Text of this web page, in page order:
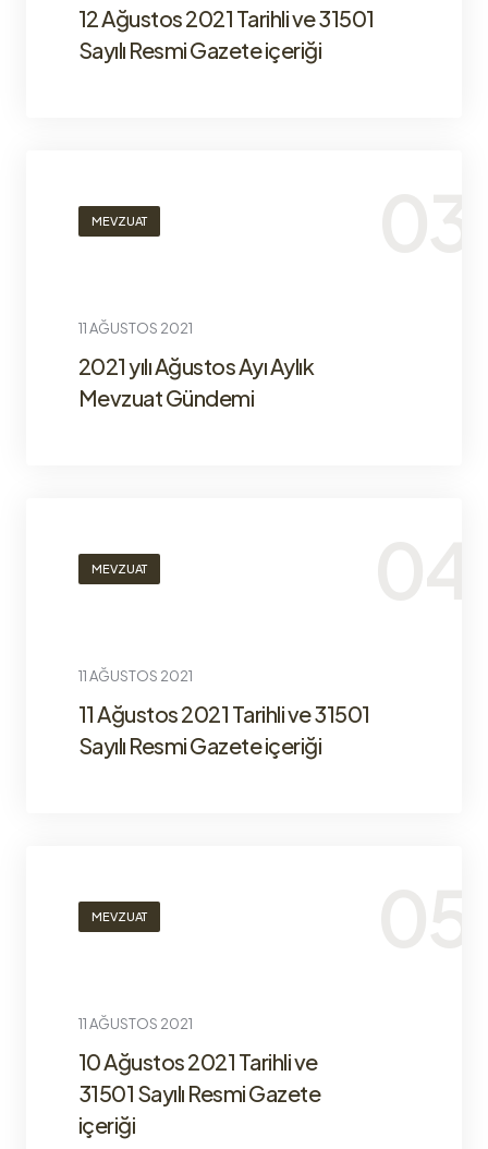
12 Ağustos 2021 Tarihli ve 31501
Sayılı Resmi Gazete içeriği
MEVZUAT
11 AĞUSTOS 2021
2021 yılı Ağustos Ayı Aylık
Mevzuat Gündemi
MEVZUAT
11 AĞUSTOS 2021
11 Ağustos 2021 Tarihli ve 31501
Sayılı Resmi Gazete içeriği
MEVZUAT
11 AĞUSTOS 2021
10 Ağustos 2021 Tarihli ve
31501 Sayılı Resmi Gazete
içeriği